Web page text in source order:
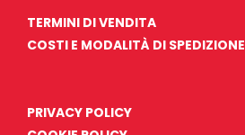
TERMINI DI VENDITA
COSTI E MODALITÀ DI SPEDIZIONE
PRIVACY POLICY